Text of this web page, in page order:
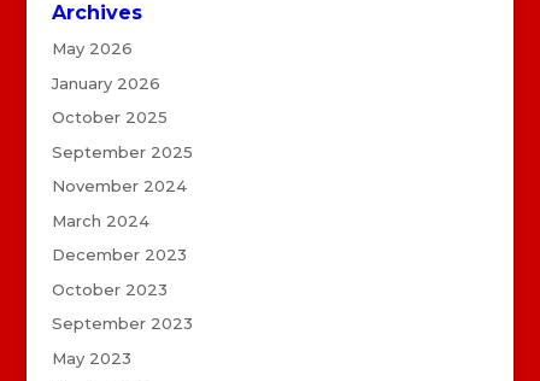
Archives
May 2026
January 2026
October 2025
September 2025
November 2024
March 2024
December 2023
October 2023
September 2023
May 2023